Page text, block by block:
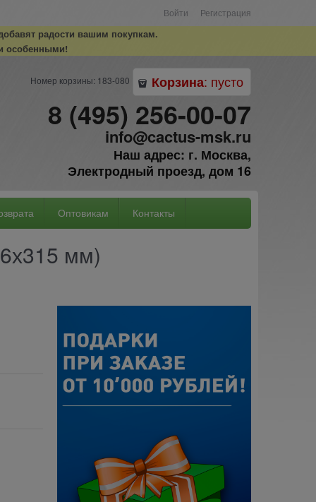
Войти Регистрация
радости вашим покупкам.
особенными!
Номер корзины: 183-080 Корзина: пусто
8 (495) 256-00-07
info@cactus-msk.ru
Наш адрес: г. Москва,
Электродный проезд, дом 16
Оптовикам Контакты
мм)